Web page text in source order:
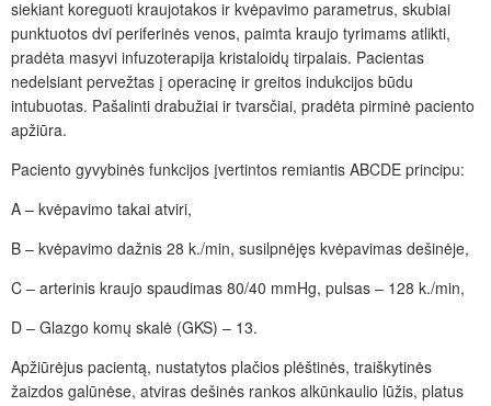
siekiant koreguoti kraujotakos ir kvėpavimo parametrus, skubiai
punktuotos dvi periferinės venos, paimta kraujo tyrimams atlikti,
pradėta masyvi infuzoterapija kristaloidų tirpalais. Pacientas
nedelsiant pervežtas į operacinę ir greitos indukcijos būdu
intubuotas. Pašalinti drabužiai ir tvarsčiai, pradėta pirminė paciento
apžiūra.
Paciento gyvybinės funkcijos įvertintos remiantis ABCDE principu:
A – kvėpavimo takai atviri,
B – kvėpavimo dažnis 28 k./min, susilpnėjęs kvėpavimas dešinėje,
C – arterinis kraujo spaudimas 80/40 mmHg, pulsas – 128 k./min,
D – Glazgo komų skalė (GKS) – 13.
Apžiūrėjus pacientą, nustatytos plačios plėštinės, traiškytinės
žaizdos galūnėse, atviras dešinės rankos alkūnkaulio lūžis, platus